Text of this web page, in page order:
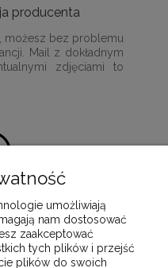
producenta
możesz bez problemu
Mail z dokładnym
zdjęciami to
z zakupu
jest dostarczenie
produktów, które
umożliwiają
nam dostosować
zaakceptować
tych plików i przejść
plików do swoich